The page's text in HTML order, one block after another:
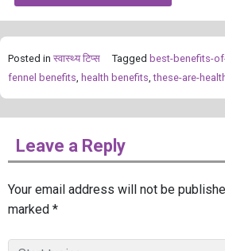
Posted in स्‍वास्‍थ्‍य टिप्‍स Tagged best-benefits-
fennel benefits health benefits ,these-are-
Leave a Reply
Your email address will not be
marked *